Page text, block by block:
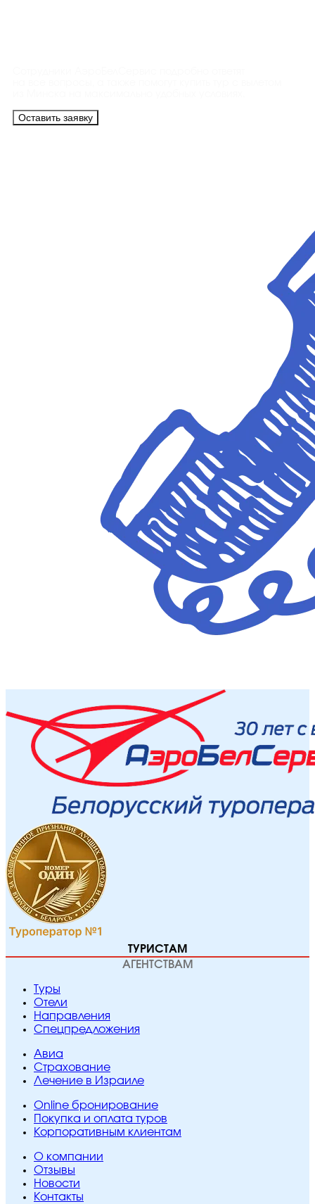
Оставить заявку
ТУРИСТАМ
АГЕНТСТВАМ
Туры
Отели
Направления
Спецпредложения
Авиа
Страхование
Лечение в Израиле
Online бронирование
Покупка и оплата туров
Корпоративным клиентам
O компании
Отзывы
Новости
Контакты